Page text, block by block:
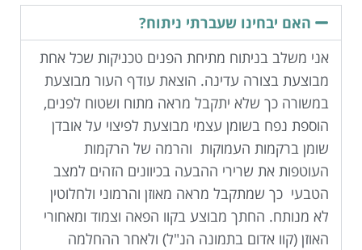
האם יבחינו שעברתי ניתוח?
אני משלב בניתוח מתיחת הפנים טכניקות שכל אחת
מבוצעת בצורה עדינה. הוצאת עודף העור מבוצעת
במשורה כך שלא יתקבל מראה מתוח ושטוח לפנים,
הוספת נפח בשומן עצמי מבוצעת לפיצוי על אובדן
שומן ברקמות העמוקות והרמה של הרקמות
העוטפות את שרירי ההבעה בכיוונים הזהים למצב
הטבעי כך שמתקבל מראה מאוזן והרמוני ולחלוטין
לא מנותח. החתך מבוצע בקוו הפאה וצמוד ומאחורי
האוזן (קוו אדום בתמונה הנ"ל) ולאחר ההחלמה